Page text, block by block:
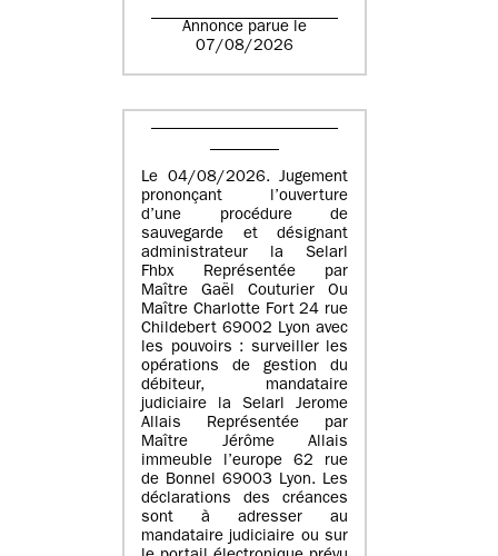
Annonce parue le
07/08/2026
Le 04/08/2026. Jugement
prononçant l’ouverture
d’une procédure de
sauvegarde et désignant
administrateur la Selarl
Fhbx Représentée par
Maître Gaël Couturier Ou
Maître Charlotte Fort 24 rue
Childebert 69002 Lyon avec
les pouvoirs : surveiller les
opérations de gestion du
débiteur, mandataire
judiciaire la Selarl Jerome
Allais Représentée par
Maître Jérôme Allais
immeuble l’europe 62 rue
de Bonnel 69003 Lyon. Les
déclarations des créances
sont à adresser au
mandataire judiciaire ou sur